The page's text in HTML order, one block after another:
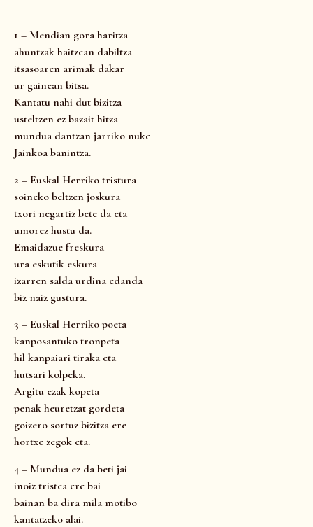
1 – Mendian gora haritza
ahuntzak haitzean dabiltza
itsasoaren arimak dakar
ur gainean bitsa.
Kantatu nahi dut bizitza
usteltzen ez bazait hitza
mundua dantzan jarriko nuke
Jainkoa banintza.
2 – Euskal Herriko tristura
soineko beltzen joskura
txori negartiz bete da eta
umorez hustu da.
Emaidazue freskura
ura eskutik eskura
izarren salda urdina edanda
biz naiz gustura.
3 – Euskal Herriko poeta
kanposantuko tronpeta
hil kanpaiari tiraka eta
hutsari kolpeka.
Argitu ezak kopeta
penak heuretzat gordeta
goizero sortuz bizitza ere
hortxe zegok eta.
4 – Mundua ez da beti jai
inoiz tristea ere bai
bainan ba dira mila motibo
kantatzeko alai.